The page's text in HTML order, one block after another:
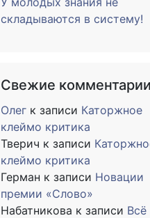
складываются в систему!
Свежие комментарии
Олег к записи Каторжное
клеймо критика
Тверич к записи
клеймо критика
Герман к записи Новации
премии «Слово»
Набатникова к записи Всё